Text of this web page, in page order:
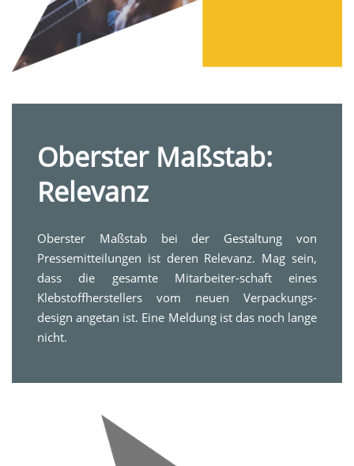
Oberster Maßstab:
Relevanz
Oberster Maßstab bei der Gestaltung von
Pressemitteilungen ist deren Relevanz. Mag sein,
dass die gesamte Mitarbeiter-schaft eines
Klebstoffherstellers vom neuen Verpackungs-
design angetan ist. Eine Meldung ist das noch lange
nicht.